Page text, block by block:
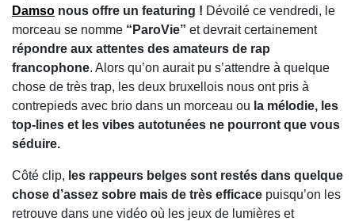
Damso nous offre un featuring ! Dévoilé ce vendredi, le
morceau se nomme “ParoVie” et devrait certainement
répondre aux attentes des amateurs de rap
francophone. Alors qu’on aurait pu s’attendre à quelque
chose de très trap, les deux bruxellois nous ont pris à
contrepieds avec brio dans un morceau ou la mélodie, les
top-lines et les vibes autotunées ne pourront que vous
séduire.
Côté clip, les rappeurs belges sont restés dans quelque
chose d’assez sobre mais de très efficace puisqu’on les
retrouve dans une vidéo où les jeux de lumières et